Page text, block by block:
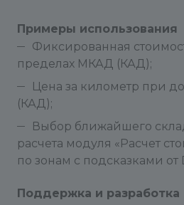
Примеры использования
Фиксированная
пределах МКАД (КАД);
Цена за километр при
(КАД);
Выбор ближайшего
расчета модуля «Расчет
по зонам с подсказками от
Поддержка и разработка